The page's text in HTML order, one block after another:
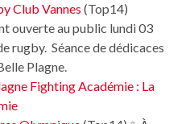
Club Vannes (Top14)
ouverte au public lundi 03
rugby. Séance de dédicaces
Plagne.
Fighting Académie : La